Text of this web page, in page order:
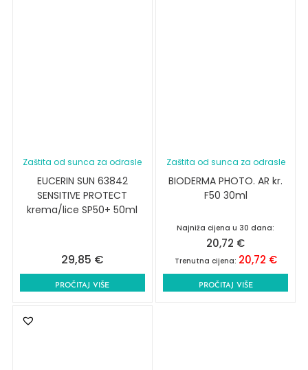
Zaštita od sunca za odrasle
EUCERIN SUN 63842
SENSITIVE PROTECT
krema/lice SP50+ 50ml
29,85 €
PROČITAJ VIŠE
Zaštita od sunca za odrasle
BIODERMA PHOTO. AR kr.
F50 30ml
Najniža cijena u 30 dana:
20,72 €
Trenutna cijena: 20,72 €
PROČITAJ VIŠE